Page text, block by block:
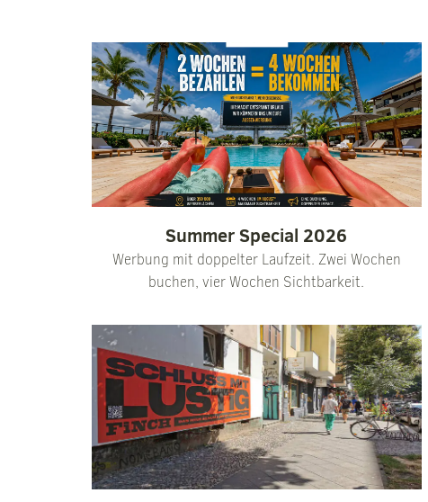
Summer Special 2026
Werbung mit doppelter Laufzeit. Zwei Wochen
buchen, vier Wochen Sichtbarkeit.